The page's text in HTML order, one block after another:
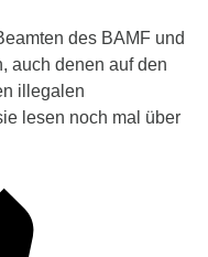
des BAMF und
auch denen auf den
illegalen
lesen noch mal über